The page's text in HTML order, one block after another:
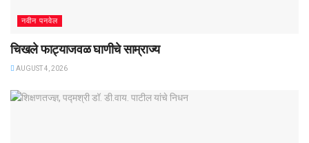
नवीन पनवेल
चिखले फाट्याजवळ घाणीचे साम्राज्य
AUGUST 4, 2026